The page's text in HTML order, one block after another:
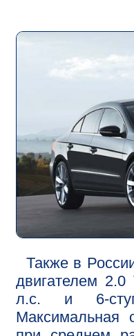
Также в
двигателем
л.с. и 6-
Максимальная